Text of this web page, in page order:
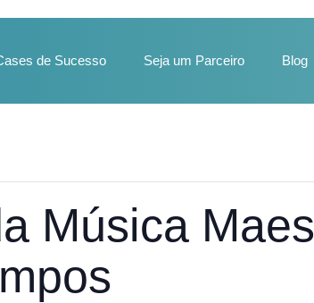
de Sucesso Seja um Parceiro Blog
Música